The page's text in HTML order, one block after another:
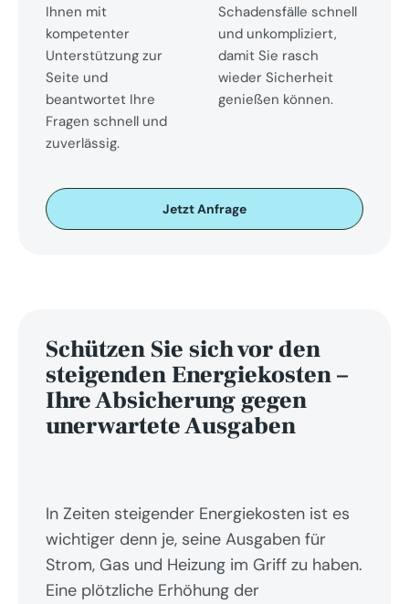
Ihnen mit
kompetenter
Unterstützung zur
Seite und
beantwortet Ihre
Fragen schnell und
zuverlässig.
Schadensfälle schnell
und unkompliziert,
damit Sie rasch
wieder Sicherheit
genießen können.
Jetzt Anfrage
Schützen Sie sich vor den
steigenden Energiekosten –
Ihre Absicherung gegen
unerwartete Ausgaben
In Zeiten steigender Energiekosten ist es
wichtiger denn je, seine Ausgaben für
Strom, Gas und Heizung im Griff zu haben.
Eine plötzliche Erhöhung der